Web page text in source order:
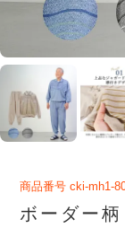
商品番号 cki-mh1-
ボーダー